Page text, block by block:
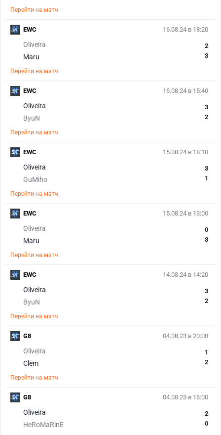
Перейти на матч
16.08.24 в 18:20
Oliveira
Maru
2
3
Перейти на матч
EWC
16.08.24 в 15:40
Oliveira
ByuN
3
2
Перейти на матч
EWC
15.08.24 в 18:10
Oliveira
GuMiho
3
1
Перейти на матч
EWC
15.08.24 в 13:00
Oliveira
Maru
0
3
Перейти на матч
EWC
14.08.24 в 14:20
Oliveira
ByuN
3
2
Перейти на матч
EWC
04.08.23 в 20:00
Oliveira
Clem
1
2
Перейти на матч
G8
04.08.23 в 16:00
Oliveira
HeRoMaRinE
2
0
G8